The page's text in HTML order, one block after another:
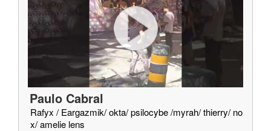
Paulo Cabral
Rafyx / Eargazmik/ okta/ psilocybe /myrah/ thierry/ no
x/ amelie lens